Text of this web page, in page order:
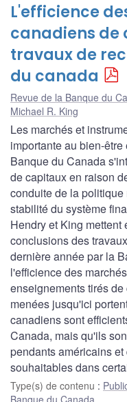
L'efficience
canadiens de
travaux de
du canada
Revue de la Banque du
Michael R. King
Les marchés et
importante au bien-
Banque du Canada
de capitaux en raison
conduite de la
stabilité du système
Hendry et King
conclusions des
dernière année par la
l'efficience des
enseignements tirés
menées jusqu'ici
canadiens sont
Canada, mais qu'ils
pendants américains
souhaitables dans
Type(s) de contenu :
Banque du Canada